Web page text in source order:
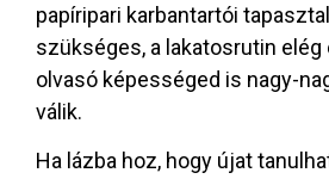
papíripari karbantartói
szükséges, a lakatosrutin
olvasó képességed is nagy-
válik.
Ha lázba hoz, hogy újat